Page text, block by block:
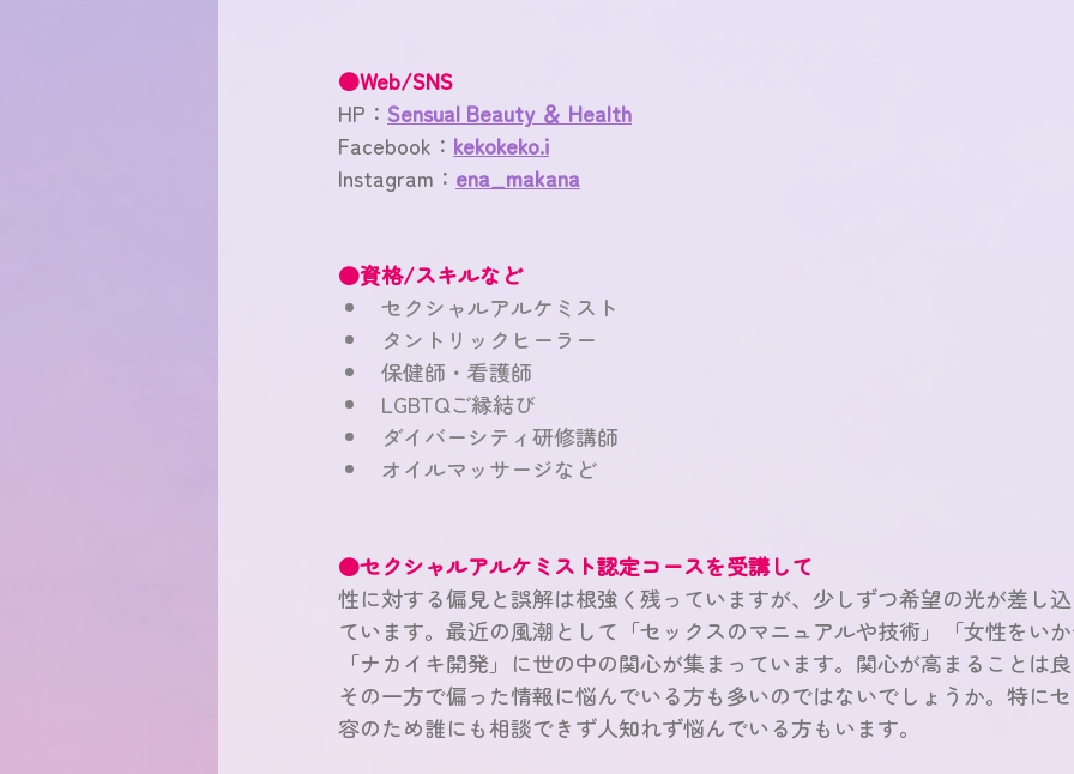
●Web/SNS
HP： Sensual Beauty ＆ Health
Facebook： kekokeko.i
Instagram： ena_makana
●資格/スキルなど
セクシャルアルケミスト
タントリックヒーラー
保健師・看護師
LGBTQご縁結び
ダイバーシティ研修講師
オイルマッサージなど
●セクシャルアルケミスト認定コースを受講して
性に対する偏見と誤解は根強く残っていますが、少しずつ希望の光が差し
ています。最近の風潮として「セックスのマニュアルや技術」「女性をい
「ナカイキ開発」に世の中の関心が集まっています。関心が高まることは
その一方で偏った情報に悩んでいる方も多いのではないでしょうか。特に
容のため誰にも相談できず人知れず悩んでいる方もいます。